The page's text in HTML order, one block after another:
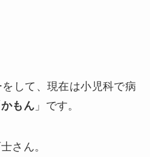
して、現在は小児科で病
かもん 」です。
さん。